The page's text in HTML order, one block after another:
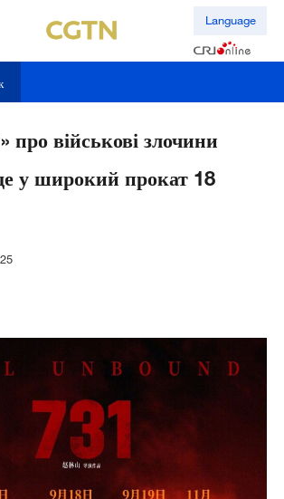
Language
про військові злочини
у широкий прокат 18